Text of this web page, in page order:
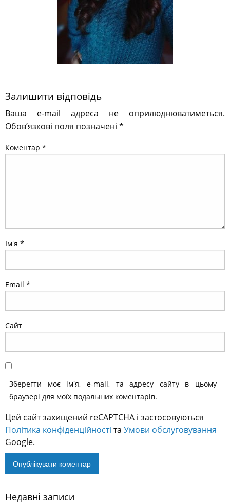
Залишити відповідь
Ваша e-mail адреса не оприлюднюватиметься.
Обов’язкові поля позначені *
Коментар *
Ім'я *
Email *
Сайт
Зберегти моє ім'я, e-mail, та адресу сайту в цьому
браузері для моїх подальших коментарів.
Цей сайт захищений reCAPTCHA і застосовуються
Політика конфіденційності та Умови обслуговування
Google.
Alternative:
Недавні записи